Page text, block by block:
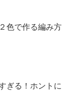
色で作る編み方
ぎる！ホントに